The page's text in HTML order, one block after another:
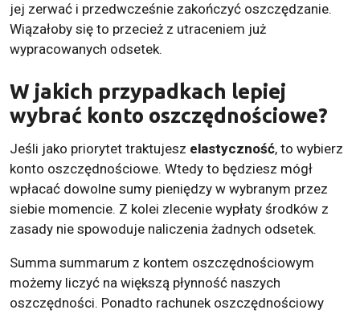
jej zerwać i przedwcześnie zakończyć oszczędzanie.
Wiązałoby się to przecież z utraceniem już
wypracowanych odsetek.
W jakich przypadkach lepiej
wybrać konto oszczędnościowe?
Jeśli jako priorytet traktujesz elastyczność, to wybierz
konto oszczędnościowe. Wtedy to będziesz mógł
wpłacać dowolne sumy pieniędzy w wybranym przez
siebie momencie. Z kolei zlecenie wypłaty środków z
zasady nie spowoduje naliczenia żadnych odsetek.
Summa summarum z kontem oszczędnościowym
możemy liczyć na większą płynność naszych
oszczędności. Ponadto rachunek oszczędnościowy